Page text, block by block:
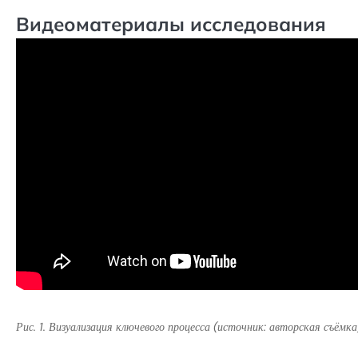
Видеоматериалы исследования
Рис. 1. Визуализация ключевого процесса (источник: авторская